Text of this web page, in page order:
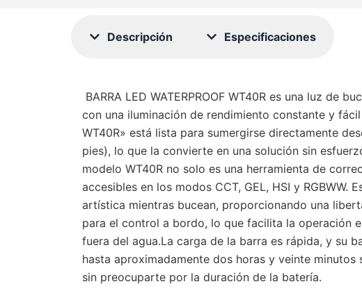
Descripción Especificaciones
BARRA LED WATERPROOF WT40R es una luz de
con una iluminación de rendimiento constante y fácil
WT40R» está lista para sumergirse directamente
pies), lo que la convierte en una solución sin
modelo WT40R no solo es una herramienta de
accesibles en los modos CCT, GEL, HSI y
artística mientras bucean, proporcionando una
para el control a bordo, lo que facilita la operación
fuera del agua​​.La carga de la barra es rápida, y su
hasta aproximadamente dos horas y veinte
sin preocuparte por la duración de la batería​​.